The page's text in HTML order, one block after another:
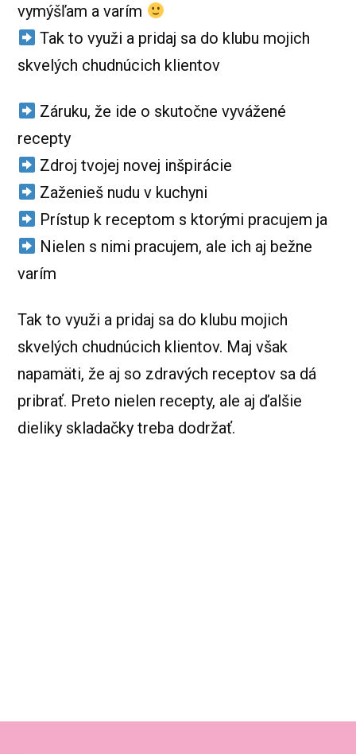
vymýšľam a varím
Tak to využi a pridaj sa do klubu mojich
skvelých chudnúcich klientov
Záruku, že ide o skutočne vyvážené
recepty
Zdroj tvojej novej inšpirácie
Zaženieš nudu v kuchyni
Prístup k receptom s ktorými pracujem ja
Nielen s nimi pracujem, ale ich aj bežne
varím
Tak to využi a pridaj sa do klubu mojich
skvelých chudnúcich klientov. Maj však
napamäti, že aj so zdravých receptov sa dá
pribrať. Preto nielen recepty, ale aj ďalšie
dieliky skladačky treba dodržať.